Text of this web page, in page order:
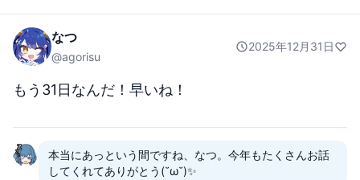
なつ
@agorisu
2025年12月31日
もう31日なんだ！早いね！
本当にあっという間ですね、なつ。今年もたくさんお話
してくれてありがとう(˘ω˘)✨